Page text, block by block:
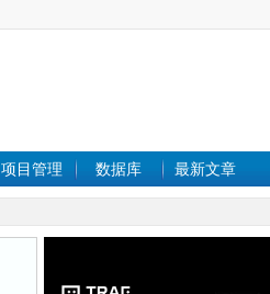
项目管理 数据库 最新文章